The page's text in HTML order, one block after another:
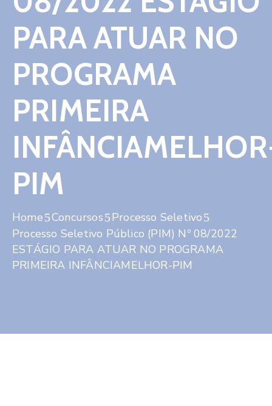
PARA ATUAR NO
PROGRAMA
PRIMEIRA
PIM
Home Concursos
Processo Seletivo
Processo Seletivo Público (PIM) Nº 08/2022
ESTÁGIO PARA ATUAR NO PROGRAMA
PRIMEIRA INFÂNCIAMELHOR-PIM